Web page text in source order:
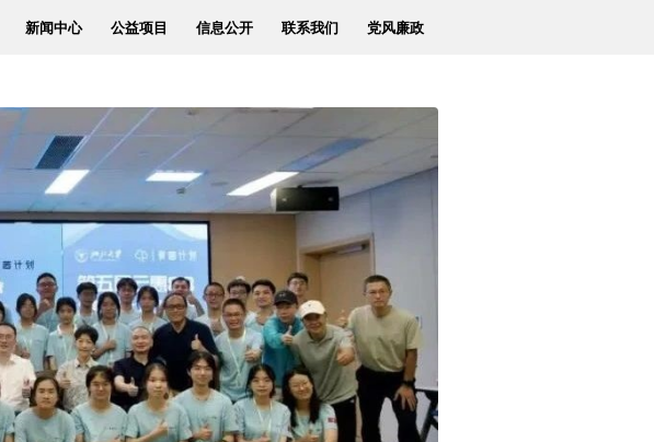
新闻中心 公益项目 信息公开 联系我们 党风廉政